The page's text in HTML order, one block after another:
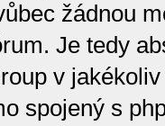
žádnou
Je tedy
v
spojený s